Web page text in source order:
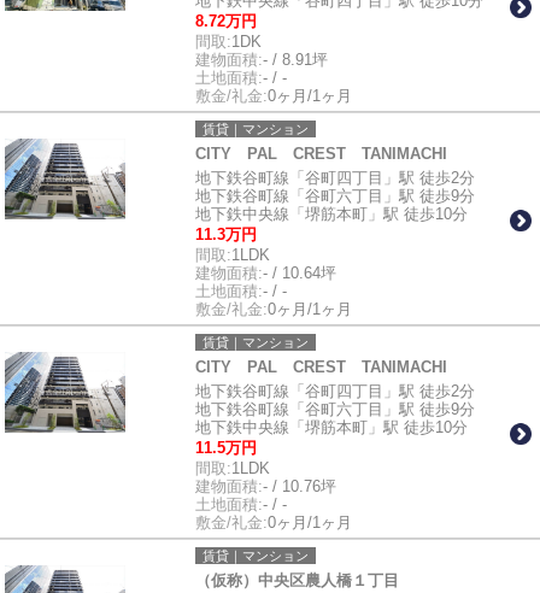
8.72万円
間取:1DK
建物面積:- / 8.91坪
土地面積:- / -
敷金/礼金:0ヶ月/1ヶ月
賃貸｜マンション
CITY PAL CREST TANIMACHI
地下鉄谷町線「谷町四丁目」駅 徒歩2分
地下鉄谷町線「谷町六丁目」駅 徒歩9分
地下鉄中央線「堺筋本町」駅 徒歩10分
11.3万円
間取:1LDK
建物面積:- / 10.64坪
土地面積:- / -
敷金/礼金:0ヶ月/1ヶ月
賃貸｜マンション
CITY PAL CREST TANIMACHI
地下鉄谷町線「谷町四丁目」駅 徒歩2分
地下鉄谷町線「谷町六丁目」駅 徒歩9分
地下鉄中央線「堺筋本町」駅 徒歩10分
11.5万円
間取:1LDK
建物面積:- / 10.76坪
土地面積:- / -
敷金/礼金:0ヶ月/1ヶ月
賃貸｜マンション
（仮称）中央区農人橋１丁目